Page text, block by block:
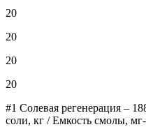
20
20
20
20
#1 Солевая регенерация –
соли, кг / Емкость смолы,